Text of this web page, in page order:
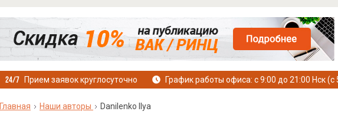
Прием заявок круглосуточно График работы офиса: с 9:00 до 21:00 Нск
Главная Наши авторы Danilenko Ilya